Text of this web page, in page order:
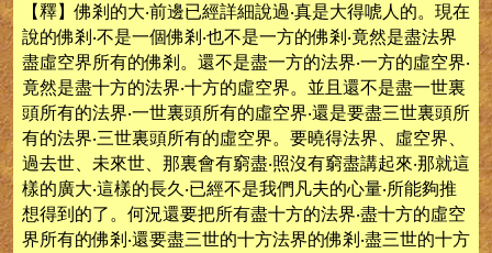
【釋】佛剎的大‧前邊已經詳細說過‧真是大得唬人的。現在
說的佛剎‧不是一個佛剎‧也不是一方的佛剎‧竟然是盡法界
盡虛空界所有的佛剎。還不是盡一方的法界‧一方的虛空界‧
竟然是盡十方的法界‧十方的虛空界。並且還不是盡一世裏
頭所有的法界‧一世裏頭所有的虛空界‧還是要盡三世裏頭所
有的法界‧三世裏頭所有的虛空界。要曉得法界、虛空界、
過去世、未來世、那裏會有窮盡‧照沒有窮盡講起來‧那就這
樣的廣大‧這樣的長久‧已經不是我們凡夫的心量‧所能夠推
想得到的了。何況還要把所有盡十方的法界‧盡十方的虛空
界所有的佛剎‧還要盡三世的十方法界的佛剎‧盡三世的十方